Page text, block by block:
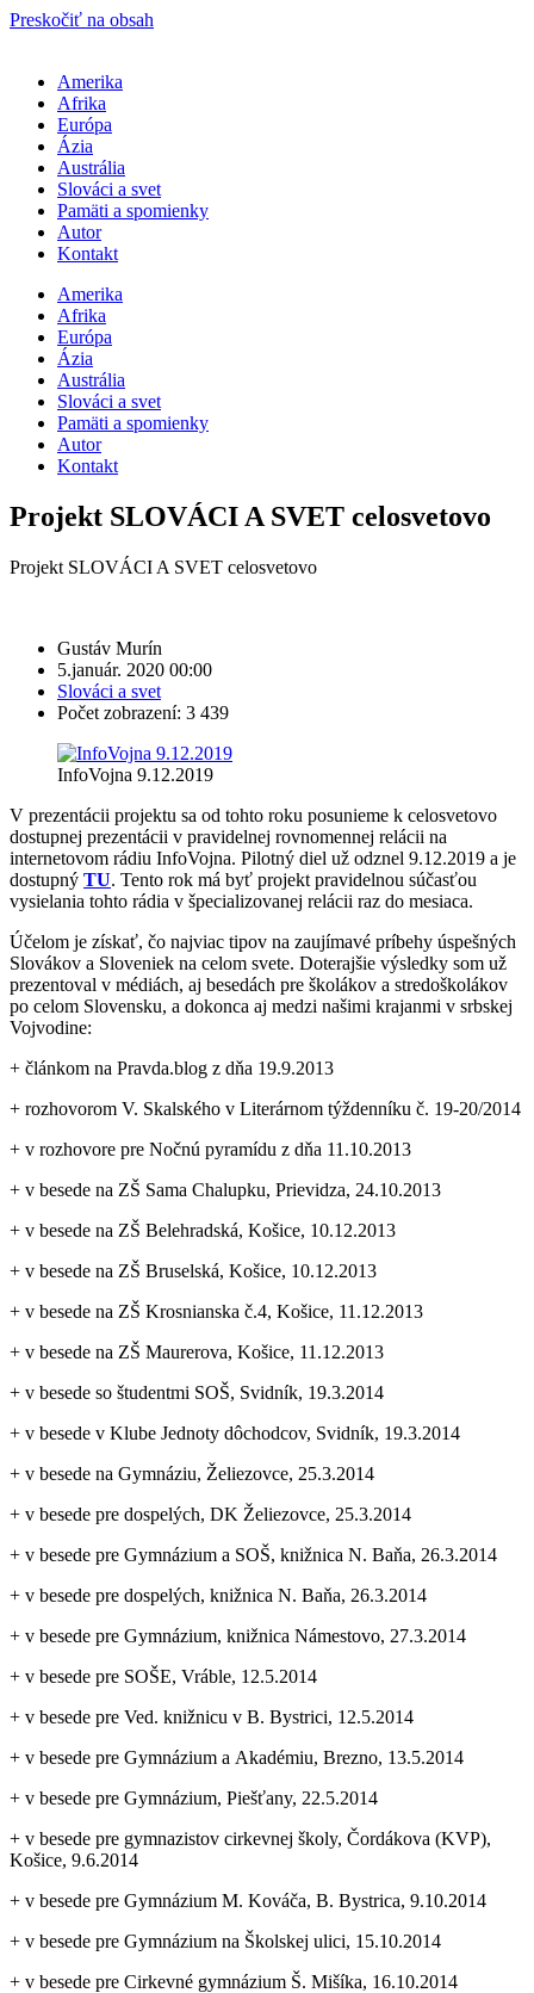
Preskočiť na obsah
Amerika
Afrika
Európa
Ázia
Austrália
Slováci a svet
Pamäti a spomienky
Autor
Kontakt
Amerika
Afrika
Európa
Ázia
Austrália
Slováci a svet
Pamäti a spomienky
Autor
Kontakt
Projekt SLOVÁCI A SVET celosvetovo
Projekt SLOVÁCI A SVET celosvetovo
Gustáv Murín
5.január. 2020 00:00
Slováci a svet
Počet zobrazení: 3 439
InfoVojna 9.12.2019
V prezentácii projektu sa od tohto roku posunieme k celosvetovo
dostupnej prezentácii v pravidelnej rovnomennej relácii na
internetovom rádiu InfoVojna. Pilotný diel už odznel 9.12.2019 a je
dostupný TU. Tento rok má byť projekt pravidelnou súčasťou
vysielania tohto rádia v špecializovanej relácii raz do mesiaca.
Účelom je získať, čo najviac tipov na zaujímavé príbehy úspešných
Slovákov a Sloveniek na celom svete. Doterajšie výsledky som už
prezentoval v médiách, aj besedách pre školákov a stredoškolákov
po celom Slovensku, a dokonca aj medzi našimi krajanmi v srbskej
Vojvodine:
+ článkom na Pravda.blog z dňa 19.9.2013
+ rozhovorom V. Skalského v Literárnom týždenníku č. 19-20/2014
+ v rozhovore pre Nočnú pyramídu z dňa 11.10.2013
+ v besede na ZŠ Sama Chalupku, Prievidza, 24.10.2013
+ v besede na ZŠ Belehradská, Košice, 10.12.2013
+ v besede na ZŠ Bruselská, Košice, 10.12.2013
+ v besede na ZŠ Krosnianska č.4, Košice, 11.12.2013
+ v besede na ZŠ Maurerova, Košice, 11.12.2013
+ v besede so študentmi SOŠ, Svidník, 19.3.2014
+ v besede v Klube Jednoty dôchodcov, Svidník, 19.3.2014
+ v besede na Gymnáziu, Želiezovce, 25.3.2014
+ v besede pre dospelých, DK Želiezovce, 25.3.2014
+ v besede pre Gymnázium a SOŠ, knižnica N. Baňa, 26.3.2014
+ v besede pre dospelých, knižnica N. Baňa, 26.3.2014
+ v besede pre Gymnázium, knižnica Námestovo, 27.3.2014
+ v besede pre SOŠE, Vráble, 12.5.2014
+ v besede pre Ved. knižnicu v B. Bystrici, 12.5.2014
+ v besede pre Gymnázium a Akadémiu, Brezno, 13.5.2014
+ v besede pre Gymnázium, Piešťany, 22.5.2014
+ v besede pre gymnazistov cirkevnej školy, Čordákova (KVP),
Košice, 9.6.2014
+ v besede pre Gymnázium M. Kováča, B. Bystrica, 9.10.2014
+ v besede pre Gymnázium na Školskej ulici, 15.10.2014
+ v besede pre Cirkevné gymnázium Š. Mišíka, 16.10.2014